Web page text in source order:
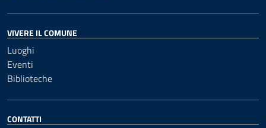
VIVERE IL COMUNE
Luoghi
Eventi
Biblioteche
CONTATTI